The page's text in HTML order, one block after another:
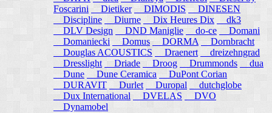
Foscarini
Dietiker DIMODIS
DINESEN
Discipline
Diurne Dix Heures Dix
dk3
DLV Design
DND Maniglie do-ce
Domani
Domaniecki
Domus DORMA
Dornbracht
Douglas ACOUSTICS
Draenert
dreizehngrad
Dresslight Driade Droog Drummonds
dua
Dune
Dune Ceramica
DuPont Corian
DURAVIT
Durlet Duropal
dutchglobe
Dux International
DVELAS
DVO
Dynamobel